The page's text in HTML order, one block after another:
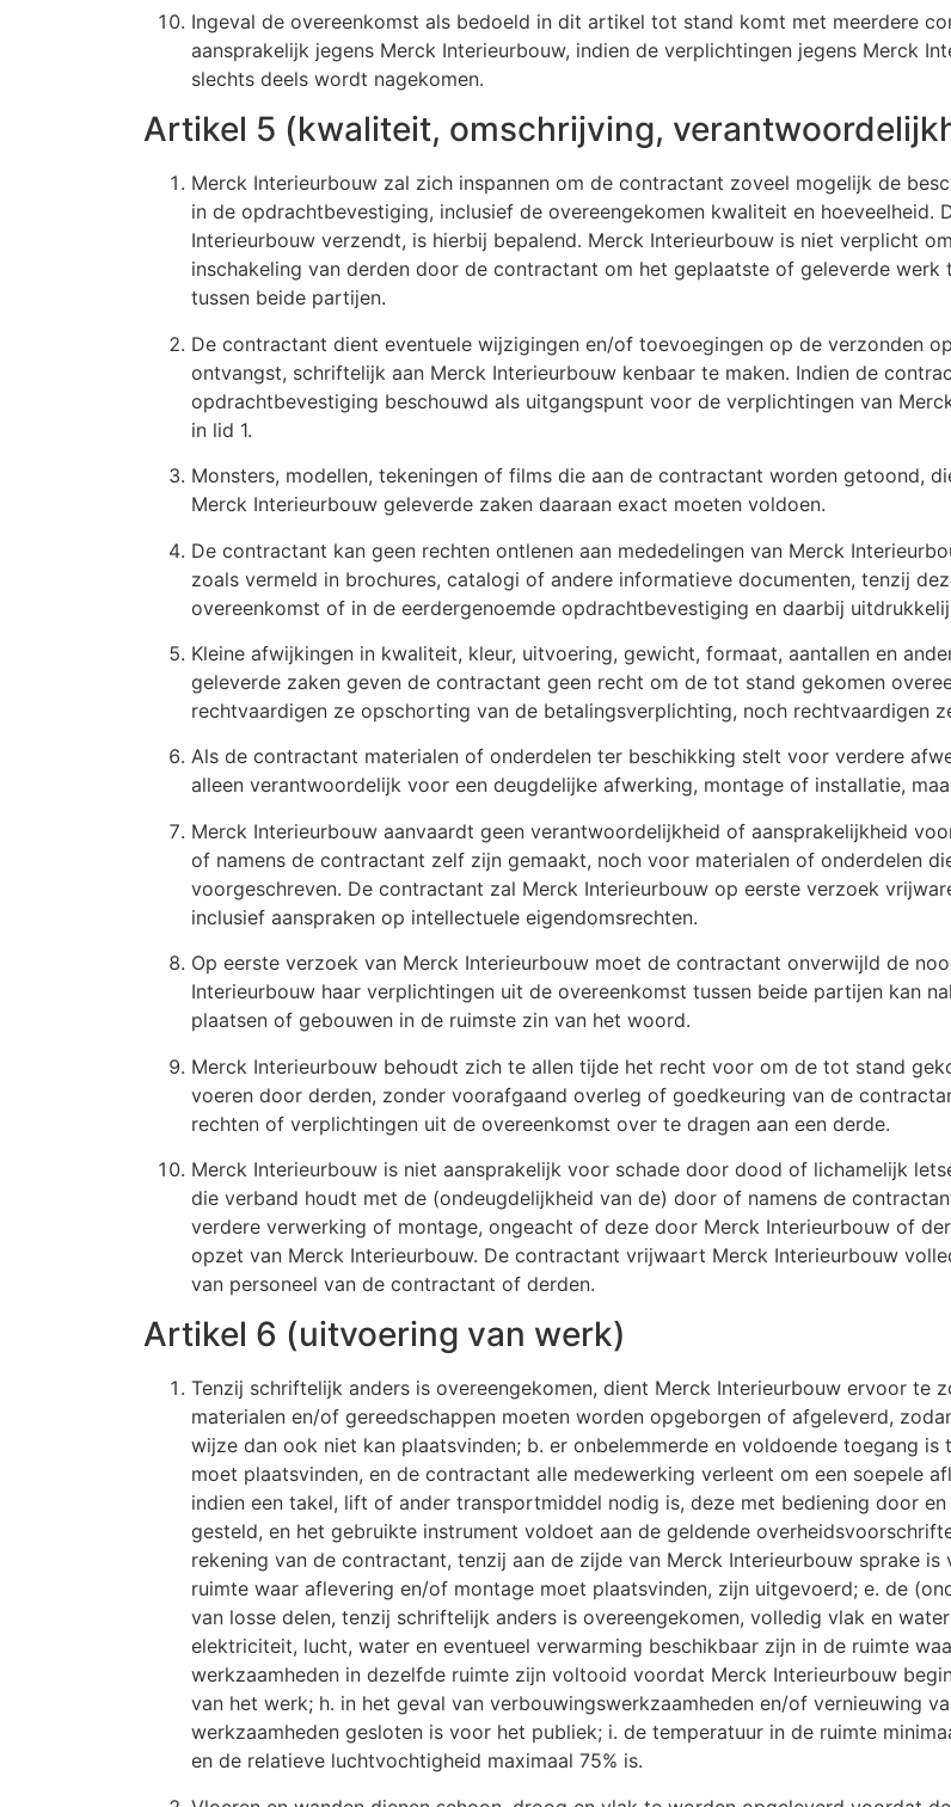
Ingeval de overeenkomst als bedoeld in dit artikel tot stand komt met meerdere
aansprakelijk jegens Merck Interieurbouw, indien de verplichtingen jegens Merck
slechts deels wordt nagekomen.
Artikel 5 (kwaliteit, omschrijving,
Merck Interieurbouw zal zich inspannen om de contractant zoveel mogelijk de
in de opdrachtbevestiging, inclusief de overeengekomen kwaliteit en
Interieurbouw verzendt, is hierbij bepalend. Merck Interieurbouw is niet verplicht
inschakeling van derden door de contractant om het geplaatste of geleverde
tussen beide partijen.
De contractant dient eventuele wijzigingen en/of toevoegingen op de verzonden
ontvangst, schriftelijk aan Merck Interieurbouw kenbaar te maken. Indien de
opdrachtbevestiging beschouwd als uitgangspunt voor de verplichtingen van
in lid 1.
Monsters, modellen, tekeningen of films die aan de contractant worden getoond,
Merck Interieurbouw geleverde zaken daaraan exact moeten voldoen.
De contractant kan geen rechten ontlenen aan mededelingen van Merck
zoals vermeld in brochures, catalogi of andere informatieve documenten, tenzij
overeenkomst of in de eerdergenoemde opdrachtbevestiging en daarbij
Kleine afwijkingen in kwaliteit, kleur, uitvoering, gewicht, formaat, aantallen en
geleverde zaken geven de contractant geen recht om de tot stand gekomen
rechtvaardigen ze opschorting van de betalingsverplichting, noch rechtvaardigen
Als de contractant materialen of onderdelen ter beschikking stelt voor verdere
alleen verantwoordelijk voor een deugdelijke afwerking, montage of installatie,
Merck Interieurbouw aanvaardt geen verantwoordelijkheid of aansprakelijkheid
of namens de contractant zelf zijn gemaakt, noch voor materialen of onderdelen
voorgeschreven. De contractant zal Merck Interieurbouw op eerste verzoek
inclusief aanspraken op intellectuele eigendomsrechten.
Op eerste verzoek van Merck Interieurbouw moet de contractant onverwijld de
Interieurbouw haar verplichtingen uit de overeenkomst tussen beide partijen kan
plaatsen of gebouwen in de ruimste zin van het woord.
Merck Interieurbouw behoudt zich te allen tijde het recht voor om de tot stand
voeren door derden, zonder voorafgaand overleg of goedkeuring van de
rechten of verplichtingen uit de overeenkomst over te dragen aan een derde.
Merck Interieurbouw is niet aansprakelijk voor schade door dood of lichamelijk
die verband houdt met de (ondeugdelijkheid van de) door of namens de
verdere verwerking of montage, ongeacht of deze door Merck Interieurbouw of
opzet van Merck Interieurbouw. De contractant vrijwaart Merck Interieurbouw
van personeel van de contractant of derden.
Artikel 6 (uitvoering van werk)
Tenzij schriftelijk anders is overeengekomen, dient Merck Interieurbouw ervoor te
materialen en/of gereedschappen moeten worden opgeborgen of afgeleverd,
wijze dan ook niet kan plaatsvinden; b. er onbelemmerde en voldoende toegang
moet plaatsvinden, en de contractant alle medewerking verleent om een soepele
indien een takel, lift of ander transportmiddel nodig is, deze met bediening door
gesteld, en het gebruikte instrument voldoet aan de geldende
rekening van de contractant, tenzij aan de zijde van Merck Interieurbouw sprake
ruimte waar aflevering en/of montage moet plaatsvinden, zijn uitgevoerd; e. de
van losse delen, tenzij schriftelijk anders is overeengekomen, volledig vlak en
elektriciteit, lucht, water en eventueel verwarming beschikbaar zijn in de ruimte
werkzaamheden in dezelfde ruimte zijn voltooid voordat Merck Interieurbouw
van het werk; h. in het geval van verbouwingswerkzaamheden en/of vernieuwing
werkzaamheden gesloten is voor het publiek; i. de temperatuur in de ruimte
en de relatieve luchtvochtigheid maximaal 75% is.